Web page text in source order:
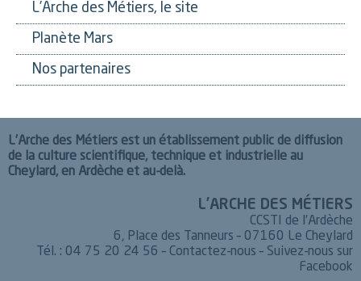
L’Arche des Métiers, le site
Planète Mars
Nos partenaires
L’Arche des Métiers est un établissement public de diffusion
de la culture scientifique, technique et industrielle au
Cheylard, en Ardèche et au-delà.
L’ARCHE DES MÉTIERS
CCSTI de l’Ardèche
6, Place des Tanneurs – 07160 Le Cheylard
Tél. : 04 75 20 24 56 – Contactez-nous – Suivez-nous sur
Facebook